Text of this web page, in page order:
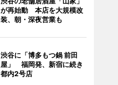
が再始動 本店を大規模改
装、朝・深夜営業も
渋谷に「博多もつ鍋 前田
屋」 福岡発、新宿に続き
都内2号店